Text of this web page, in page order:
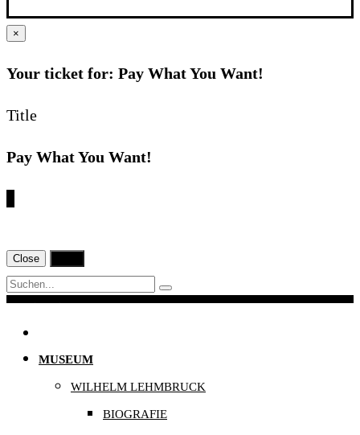
×
Your ticket for: Pay What You Want!
Title
Pay What You Want!
Close
Navigation
MUSEUM
WILHELM LEHMBRUCK
BIOGRAFIE